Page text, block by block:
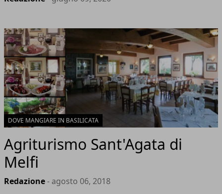
DOVE MANGIARE IN BASILICATA
Agriturismo Sant'Agata di
Melfi
Redazione- agosto 06, 2018